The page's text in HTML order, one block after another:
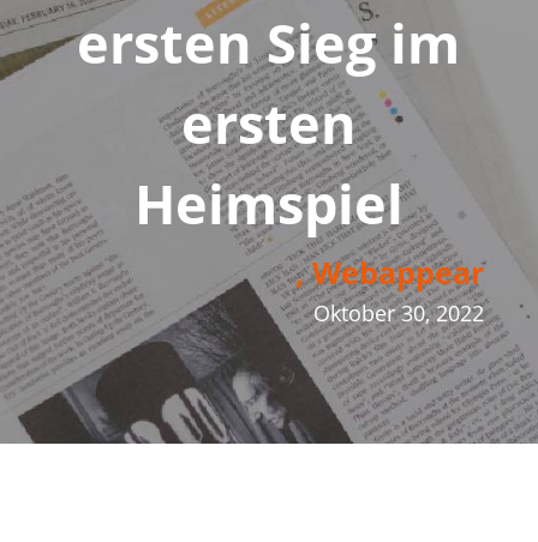
ersten Sieg im
ersten
Heimspiel
, Webappear
Oktober 30, 2022